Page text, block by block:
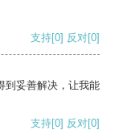
支持[0] 反对[0]
到妥善解决，让我能
支持[0] 反对[0]